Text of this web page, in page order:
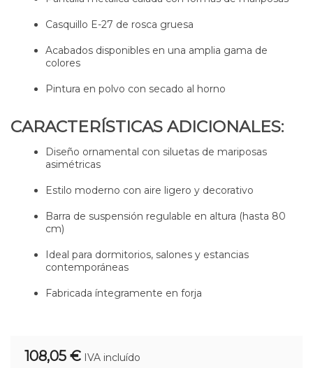
Casquillo E-27 de rosca gruesa
Acabados disponibles en una amplia gama de
colores
Pintura en polvo con secado al horno
CARACTERÍSTICAS ADICIONALES:
Diseño ornamental con siluetas de mariposas
asimétricas
Estilo moderno con aire ligero y decorativo
Barra de suspensión regulable en altura (hasta 80
cm)
Ideal para dormitorios, salones y estancias
contemporáneas
Fabricada íntegramente en forja
108,05 € IVA incluído